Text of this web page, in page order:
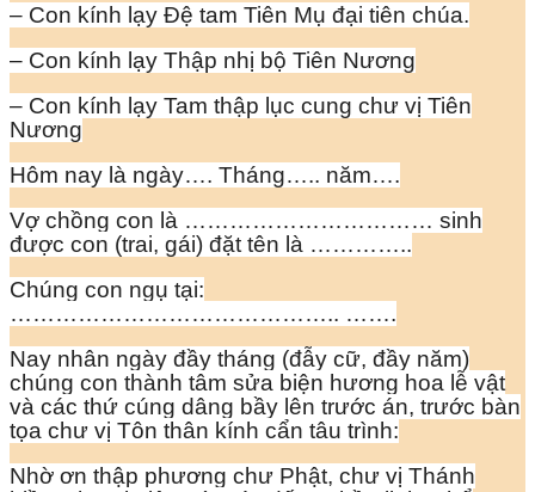
– Con kính lạy Đệ tam Tiên Mụ đại tiên chúa.
– Con kính lạy Thập nhị bộ Tiên Nương
– Con kính lạy Tam thập lục cung chư vị Tiên
Nương
Hôm nay là ngày…. Tháng….. năm….
Vợ chồng con là …………………………… sinh
được con (trai, gái) đặt tên là …………..
Chúng con ngụ tại:
…………………………………….. …….
Nay nhân ngày đầy tháng (đẫy cữ, đầy năm)
chúng con thành tâm sửa biện hương hoa lễ vật
và các thứ cúng dâng bầy lên trước án, trước bàn
tọa chư vị Tôn thân kính cẩn tâu trình:
Nhờ ơn thập phương chư Phật, chư vị Thánh